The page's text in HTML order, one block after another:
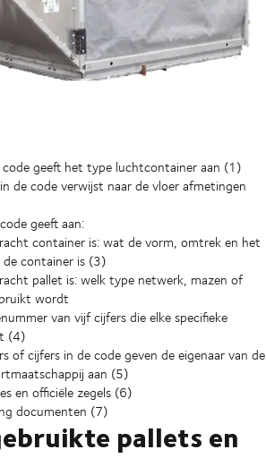
geeft het type luchtcontainer aan (1)
de code verwijst naar de vloer afmetingen
geeft aan:
container is: wat de vorm, omtrek en het
de container is (3)
pallet is: welk type netwerk, mazen of
wordt
van vijf cijfers die elke specifieke
(4)
of cijfers in de code geven de eigenaar van de
aan (5)
en officiële zegels (6)
documenten (7)
pallets en